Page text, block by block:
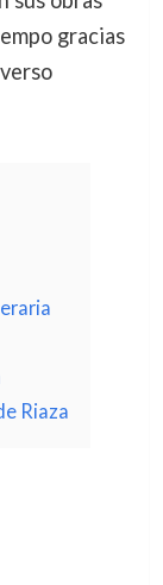
gracias
Riaza